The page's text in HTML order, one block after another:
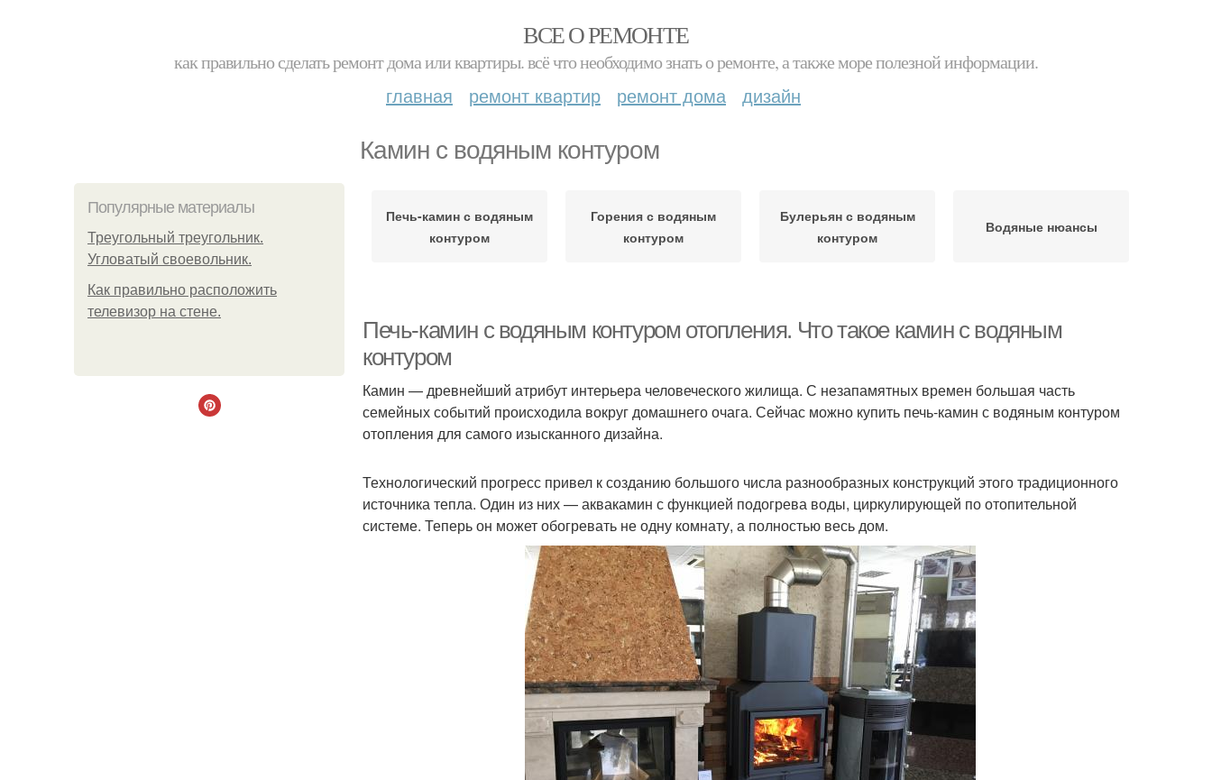
ВСЕ О РЕМОНТЕ
как правильно сделать ремонт дома или квартиры. всё что необходимо знать о ремонте, а также море полезной информации.
главная ремонт квартир ремонт дома дизайн
Камин с водяным контуром
Популярные материалы
Треугольный треугольник.
Угловатый своевольник.
Как правильно расположить
телевизор на стене.
Печь-камин с водяным
контуром
Горения с водяным
контуром
Булерьян с водяным
контуром
Водяные нюансы
Печь-камин с водяным контуром отопления. Что такое камин с водяным
контуром
Камин — древнейший атрибут интерьера человеческого жилища. С незапамятных времен большая часть
семейных событий происходила вокруг домашнего очага. Сейчас можно купить печь-камин с водяным контуром
отопления для самого изысканного дизайна.
Технологический прогресс привел к созданию большого числа разнообразных конструкций этого традиционного
источника тепла. Один из них — аквакамин с функцией подогрева воды, циркулирующей по отопительной
системе. Теперь он может обогревать не одну комнату, а полностью весь дом.